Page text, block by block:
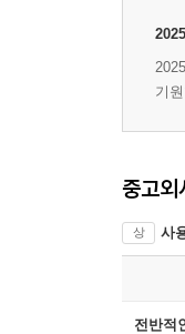
기
중고외
상 사
전반적